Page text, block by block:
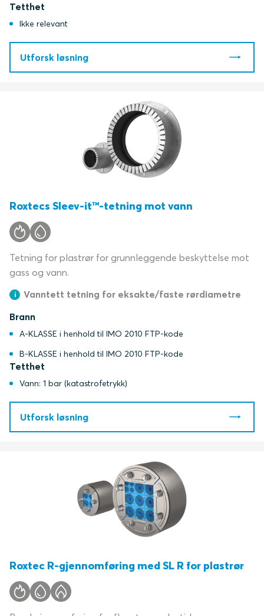
Tetthet
Ikke relevant
Utforsk løsning
Roxtecs Sleev-it™-tetning mot vann
Tetning for plastrør for grunnleggende beskyttelse mot
gass og vann.
Vanntett tetning for eksakte/faste rørdiametre
Brann
A-KLASSE i henhold til IMO 2010 FTP-kode
B-KLASSE i henhold til IMO 2010 FTP-kode
Tetthet
Vann: 1 bar (katastrofetrykk)
Utforsk løsning
Roxtec R-gjennomføring med SL R for plastrør